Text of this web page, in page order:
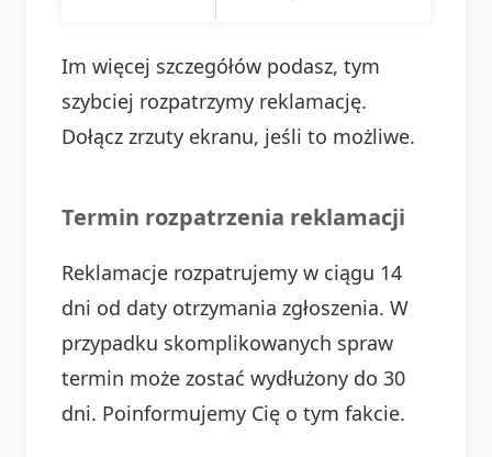
Im więcej szczegółów podasz, tym
szybciej rozpatrzymy reklamację.
Dołącz zrzuty ekranu, jeśli to możliwe.
Termin rozpatrzenia reklamacji
Reklamacje rozpatrujemy w ciągu 14
dni od daty otrzymania zgłoszenia. W
przypadku skomplikowanych spraw
termin może zostać wydłużony do 30
dni. Poinformujemy Cię o tym fakcie.